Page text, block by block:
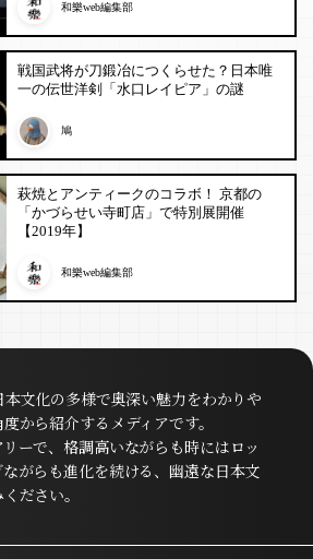
和樂web編集部
戦国武将が刀鍛冶につくらせた？日本唯
一の伝世洋剣「水口レイピア」の謎
鳩
萩焼とアンティークのコラボ！ 京都の
「かづらせい寺町店」で特別展開催
【2019年】
和樂web編集部
本文化の多様で奥深い魅力をわかりや
から紹介するメディアです。
ーで、格調高いながらも時にはロッ
がらも進化を続ける、幽遠な日本文
ださい。